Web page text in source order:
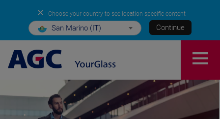
✕ Choose your country to see location-specific content
San Marino (IT) Continue